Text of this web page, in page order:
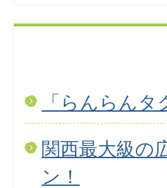
「らんらん
関西最大級の
ン！